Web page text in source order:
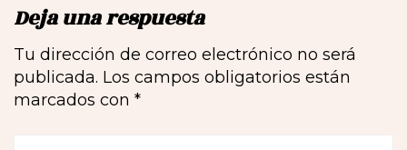
Deja una respuesta
Tu dirección de correo electrónico no será
publicada. Los campos obligatorios están
marcados con *